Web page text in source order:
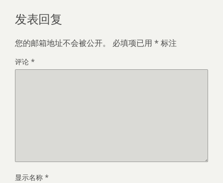
发表回复
您的邮箱地址不会被公开。 必填项已用 * 标注
评论 *
显示名称 *